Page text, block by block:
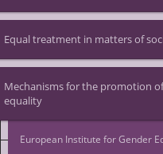
Equal treatment in matters of
Mechanisms for the promotion
equality
European Institute for Gender